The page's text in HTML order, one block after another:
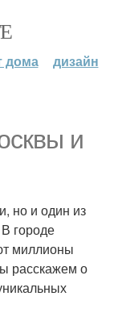
дома дизайн
и
но и один из
городе
миллионы
расскажем о